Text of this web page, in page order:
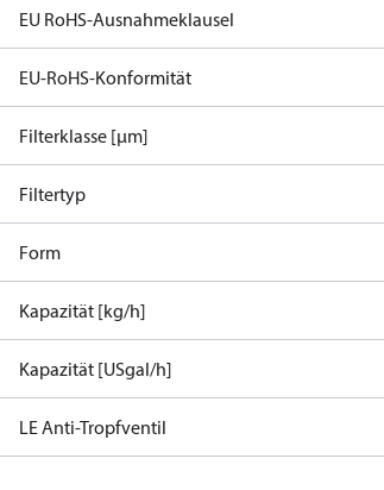
EU RoHS-Ausnahmeklausel
EU-RoHS-Konformität
Filterklasse [µm]
Filtertyp
Form
Kapazität [kg/h]
Kapazität [USgal/h]
LE Anti-Tropfventil